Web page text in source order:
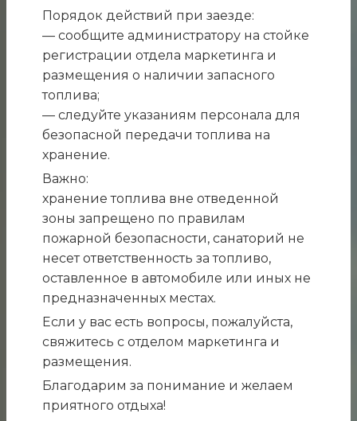
Порядок действий при заезде:
— сообщите администратору на стойке
регистрации отдела маркетинга и
размещения о наличии запасного
топлива;
— следуйте указаниям персонала для
безопасной передачи топлива на
хранение.
Важно:
хранение топлива вне отведенной
зоны запрещено по правилам
пожарной безопасности, санаторий не
несет ответственность за топливо,
оставленное в автомобиле или иных не
предназначенных местах.
Если у вас есть вопросы, пожалуйста,
свяжитесь с отделом маркетинга и
размещения.
Благодарим за понимание и желаем
приятного отдыха!